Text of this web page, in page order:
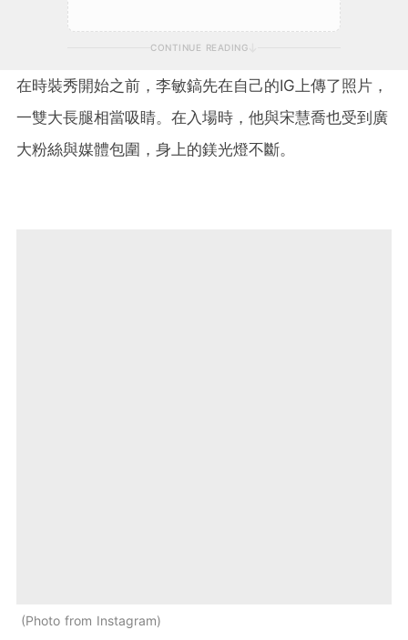
CONTINUE READING
在時裝秀開始之前，李敏鎬先在自己的IG上傳了照片，
一雙大長腿相當吸睛。在入場時，他與宋慧喬也受到廣
大粉絲與媒體包圍，身上的鎂光燈不斷。
Photo from Instagram